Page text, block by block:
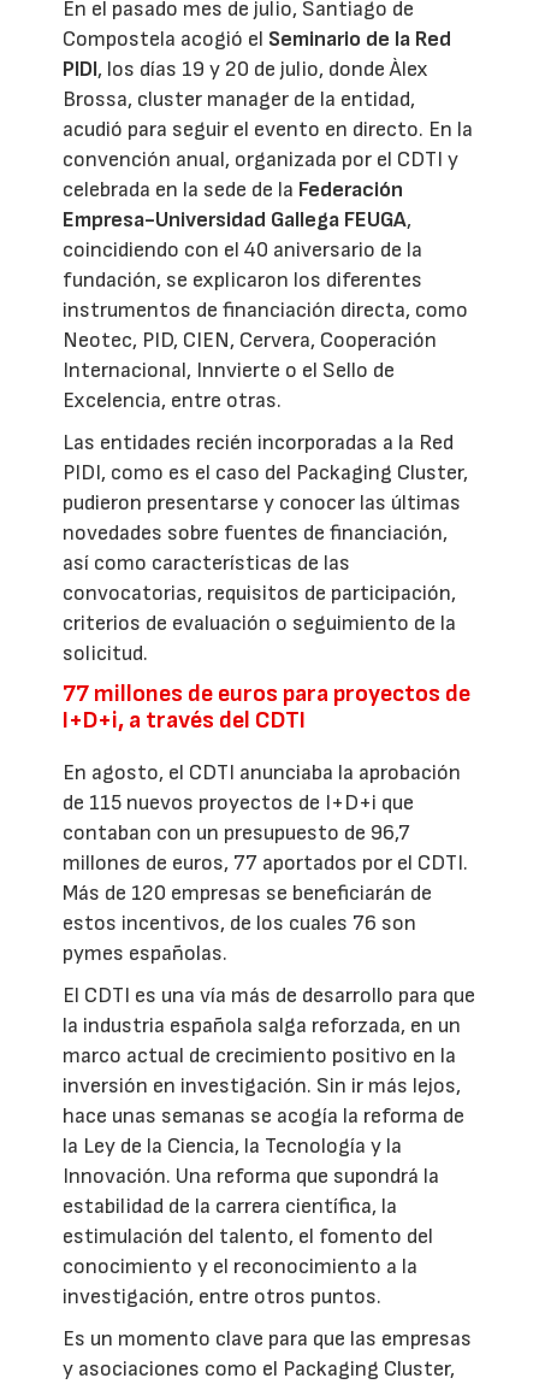
En el pasado mes de julio, Santiago de
Compostela acogió el Seminario de la Red
PIDI, los días 19 y 20 de julio, donde Àlex
Brossa, cluster manager de la entidad,
acudió para seguir el evento en directo. En la
convención anual, organizada por el CDTI y
celebrada en la sede de la Federación
Empresa-Universidad Gallega FEUGA,
coincidiendo con el 40 aniversario de la
fundación, se explicaron los diferentes
instrumentos de financiación directa, como
Neotec, PID, CIEN, Cervera, Cooperación
Internacional, Innvierte o el Sello de
Excelencia, entre otras.
Las entidades recién incorporadas a la Red
PIDI, como es el caso del Packaging Cluster,
pudieron presentarse y conocer las últimas
novedades sobre fuentes de financiación,
así como características de las
convocatorias, requisitos de participación,
criterios de evaluación o seguimiento de la
solicitud.
77 millones de euros para proyectos de
I+D+i, a través del CDTI
En agosto, el CDTI anunciaba la aprobación
de 115 nuevos proyectos de I+D+i que
contaban con un presupuesto de 96,7
millones de euros, 77 aportados por el CDTI.
Más de 120 empresas se beneficiarán de
estos incentivos, de los cuales 76 son
pymes españolas.
El CDTI es una vía más de desarrollo para que
la industria española salga reforzada, en un
marco actual de crecimiento positivo en la
inversión en investigación. Sin ir más lejos,
hace unas semanas se acogía la reforma de
la Ley de la Ciencia, la Tecnología y la
Innovación. Una reforma que supondrá la
estabilidad de la carrera científica, la
estimulación del talento, el fomento del
conocimiento y el reconocimiento a la
investigación, entre otros puntos.
Es un momento clave para que las empresas
y asociaciones como el Packaging Cluster,